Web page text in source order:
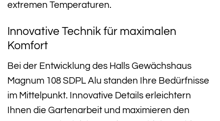
extremen Temperaturen.
Innovative Technik für maximalen
Komfort
Bei der Entwicklung des Halls Gewächshaus
Magnum 108 SDPL Alu standen Ihre Bedürfnisse
im Mittelpunkt. Innovative Details erleichtern
Ihnen die Gartenarbeit und maximieren den